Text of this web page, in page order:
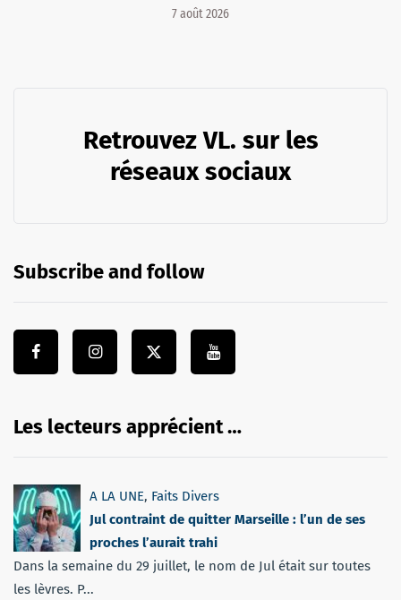
7 août 2026
Retrouvez VL. sur les
réseaux sociaux
Subscribe and follow
Les lecteurs apprécient …
A LA UNE, Faits Divers
Jul contraint de quitter Marseille : l’un de ses
proches l’aurait trahi
Dans la semaine du 29 juillet, le nom de Jul était sur toutes
les lèvres. P...